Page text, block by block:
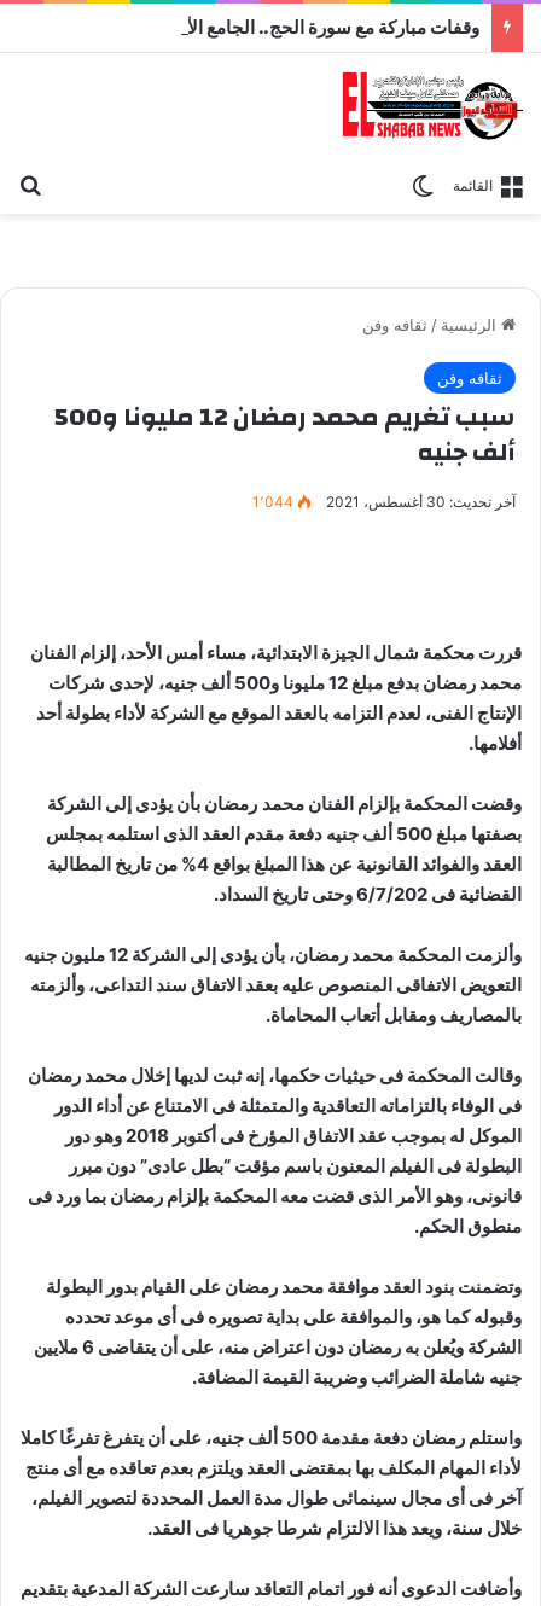
القائمة
الرئيسية / ثقافه وفن
ثقافه وفن
سبب تغريم محمد رمضان 12 مليونا و500
ألف جنيه
آخر تحديث: 30 أغسطس، 2021 1٬044
قررت محكمة شمال الجيزة الابتدائية، مساء أمس الأحد، إلزام الفنان
محمد رمضان بدفع مبلغ 12 مليونا و500 ألف جنيه، لإحدى شركات
الإنتاج الفنى، لعدم التزامه بالعقد الموقع مع الشركة لأداء بطولة أحد
أفلامها.
وقضت المحكمة بإلزام الفنان محمد رمضان بأن يؤدى إلى الشركة
بصفتها مبلغ 500 ألف جنيه دفعة مقدم العقد الذى استلمه بمجلس
العقد والفوائد القانونية عن هذا المبلغ بواقع 4% من تاريخ المطالبة
القضائية فى 6/7/202 وحتى تاريخ السداد.
وألزمت المحكمة محمد رمضان، بأن يؤدى إلى الشركة 12 مليون جنيه
التعويض الاتفاقى المنصوص عليه بعقد الاتفاق سند التداعى، وألزمته
بالمصاريف ومقابل أتعاب المحاماة.
وقالت المحكمة فى حيثيات حكمها، إنه ثبت لديها إخلال محمد رمضان
فى الوفاء بالتزاماته التعاقدية والمتمثلة فى الامتناع عن أداء الدور
الموكل له بموجب عقد الاتفاق المؤرخ فى أكتوبر 2018 وهو دور
البطولة فى الفيلم المعنون باسم مؤقت “بطل عادى” دون مبرر
قانونى، وهو الأمر الذى قضت معه المحكمة بإلزام رمضان بما ورد فى
منطوق الحكم.
وتضمنت بنود العقد موافقة محمد رمضان على القيام بدور البطولة
وقبوله كما هو، والموافقة على بداية تصويره فى أى موعد تحدده
الشركة ويُعلن به رمضان دون اعتراض منه، على أن يتقاضى 6 ملايين
جنيه شاملة الضرائب وضريبة القيمة المضافة.
واستلم رمضان دفعة مقدمة 500 ألف جنيه، على أن يتفرغ تفرغًا كاملا
لأداء المهام المكلف بها بمقتضى العقد ويلتزم بعدم تعاقده مع أى منتج
آخر فى أى مجال سينمائى طوال مدة العمل المحددة لتصوير الفيلم،
خلال سنة، ويعد هذا الالتزام شرطا جوهريا فى العقد.
وأضافت الدعوى أنه فور اتمام التعاقد سارعت الشركة المدعية بتقديم